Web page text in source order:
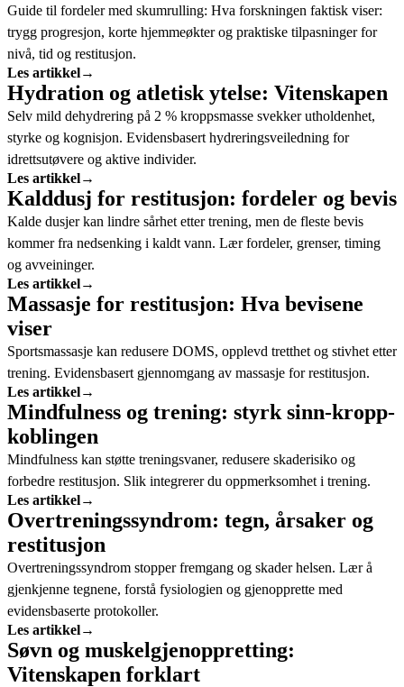
Guide til fordeler med skumrulling: Hva forskningen faktisk viser:
trygg progresjon, korte hjemmeøkter og praktiske tilpasninger for
nivå, tid og restitusjon.
Les artikkel→
Hydration og atletisk ytelse: Vitenskapen
Selv mild dehydrering på 2 % kroppsmasse svekker utholdenhet,
styrke og kognisjon. Evidensbasert hydreringsveiledning for
idrettsutøvere og aktive individer.
Les artikkel→
Kalddusj for restitusjon: fordeler og bevis
Kalde dusjer kan lindre sårhet etter trening, men de fleste bevis
kommer fra nedsenking i kaldt vann. Lær fordeler, grenser, timing
og avveininger.
Les artikkel→
Massasje for restitusjon: Hva bevisene
viser
Sportsmassasje kan redusere DOMS, opplevd tretthet og stivhet etter
trening. Evidensbasert gjennomgang av massasje for restitusjon.
Les artikkel→
Mindfulness og trening: styrk sinn-kropp-
koblingen
Mindfulness kan støtte treningsvaner, redusere skaderisiko og
forbedre restitusjon. Slik integrerer du oppmerksomhet i trening.
Les artikkel→
Overtreningssyndrom: tegn, årsaker og
restitusjon
Overtreningssyndrom stopper fremgang og skader helsen. Lær å
gjenkjenne tegnene, forstå fysiologien og gjenopprette med
evidensbaserte protokoller.
Les artikkel→
Søvn og muskelgjenoppretting:
Vitenskapen forklart